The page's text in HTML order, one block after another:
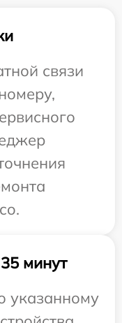
связи
минут
указанному